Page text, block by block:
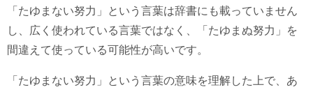
「たゆまない努力」という言葉は辞書にも載っていません
し、広く使われている言葉ではなく、「たゆまぬ努力」を
間違えて使っている可能性が高いです。
「たゆまない努力」という言葉の意味を理解した上で、あ